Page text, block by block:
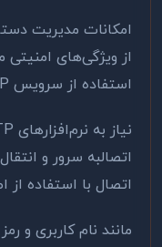
امکانات مدیریت
از ویژگی‌های
استفاده از سرویس
نیاز به نرم‌افزارهای
اتصالبه سرور و
اتصال با استفاده از
مانند نام کاربری و